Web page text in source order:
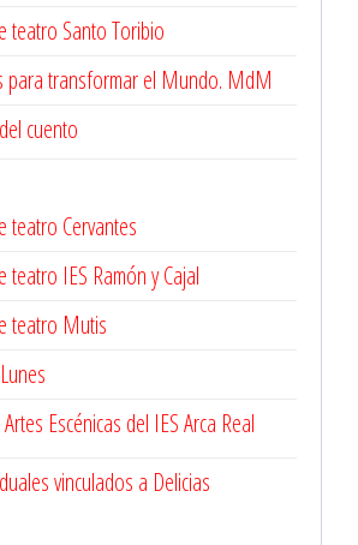
teatro Santo Toribio
para transformar el Mundo. MdM
cuento
teatro Cervantes
teatro IES Ramón y Cajal
teatro Mutis
Escénicas del IES Arca Real
vinculados a Delicias